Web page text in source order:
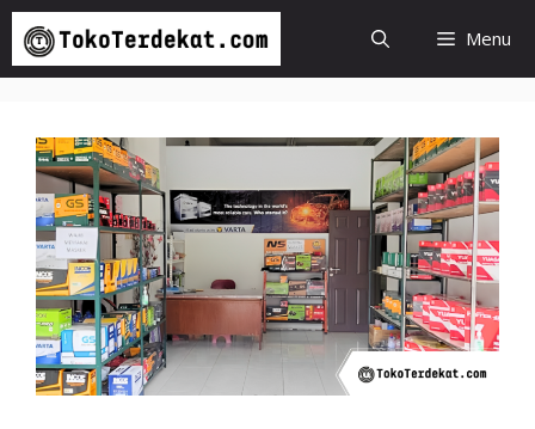
Langsung
isi
Menu